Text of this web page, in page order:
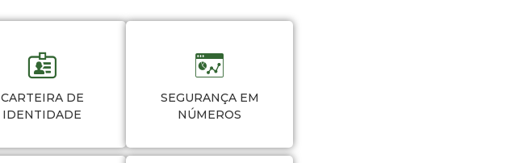
CARTEIRA DE
IDENTIDADE
SEGURANÇA EM
NÚMEROS